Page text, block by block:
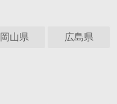
岡山県 広島県